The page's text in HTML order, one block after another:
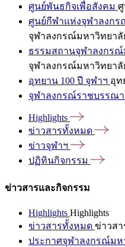
ศูนย์พันธกิจเพื่อสังคม
ศูนย์กีฬาแห่งจุฬาลงก
จุฬาลงกรณ์มหาวิทยาลั
ธรรมสถานจุฬาลงกร
จุฬาลงกรณ์มหาวิทยาลั
อุทยาน 100 ปี จุฬาฯ อุท
จุฬาลงกรณ์ราชบรรณ
Highlights
ข่าวสารทั้งหมด
ข่าวจุฬาฯ
ปฏิทินกิจกรรม
ข่าวสารและกิจกรรม
Highlights Highlights
ข่าวสารทั้งหมด ข่าวส
ประกาศจุฬาลงกรณ์มห